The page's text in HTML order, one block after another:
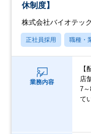
休制度】
株式会社バイオテック
正社員採用 職種・
業務内容
【
店
7
て